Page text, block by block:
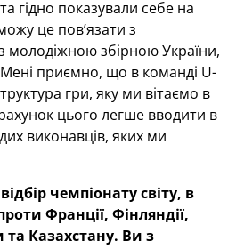
гідно показували себе на
це пов’язати з
збірною України,
приємно, що в команді U-
гри, яку ми вітаємо в
цього легше вводити в
виконавців, яких ми
чемпіонату світу, в
Франції, Фінляндії,
та Казахстану. Ви з